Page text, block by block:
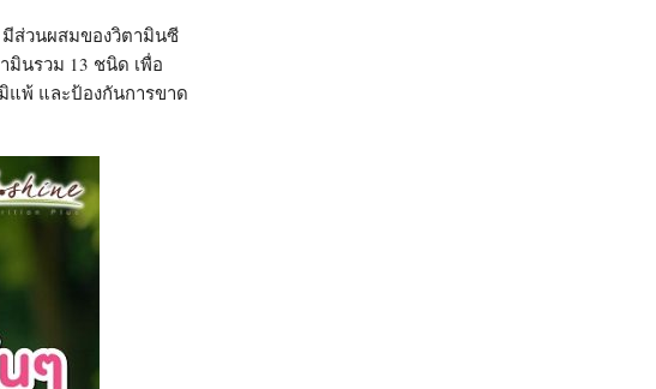
มีส่วนผสมของวิตามินซี
มินรวม 13 ชนิด เพื่อ
แพ้ และป้องกันการขาด